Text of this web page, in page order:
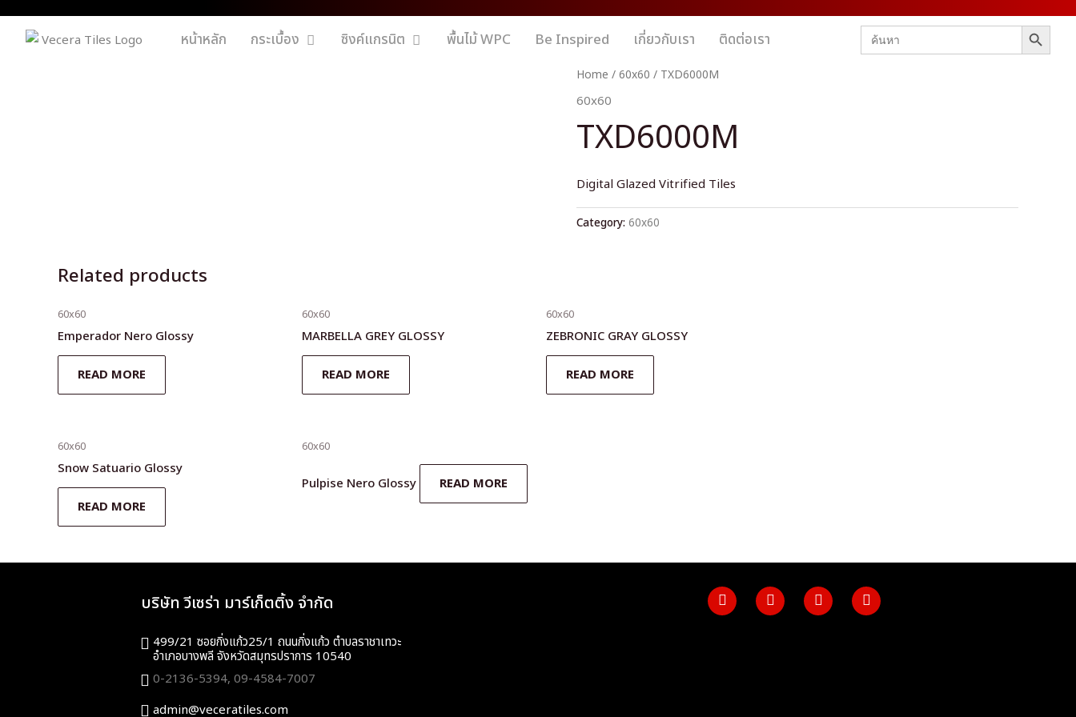
หน้าหลัก กระเบื้อง ซิงค์แกรนิต พื้นไม้ WPC Be Inspired เกี่ยวกับเรา ติดต่อเรา Search
for:
SEARCH BUTTON
Home /60x60 / TXD6000M
60x60
TXD6000M
Digital Glazed Vitrified Tiles
Category: 60x60
Related products
60x60
Emperador Nero Glossy
READ MORE
60x60
MARBELLA GREY GLOSSY
READ MORE
60x60
ZEBRONIC GRAY GLOSSY
READ MORE
60x60
Snow Satuario Glossy
READ MORE
60x60
Pulpise Nero Glossy READ MORE
บริษัท วีเซร่า มาร์เก็ตติ้ง จำกัด
499/21 ซอยกิ่งแก้ว25/1 ถนนกิ่งแก้ว ตำบลราชาเทวะ
อำเภอบางพลี จังหวัดสมุทรปราการ 10540
0-2136-5394, 09-4584-7007
admin@veceratiles.com